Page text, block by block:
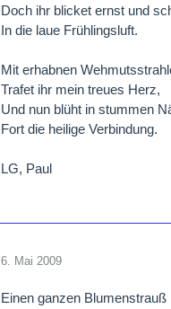
Doch ihr blicket ernst und
In die laue Frühlingsluft.
Mit erhabnen
Trafet ihr mein treues Herz,
Und nun blüht in stummen
Fort die heilige Verbindung.
LG, Paul
6. Mai 2009
Einen ganzen